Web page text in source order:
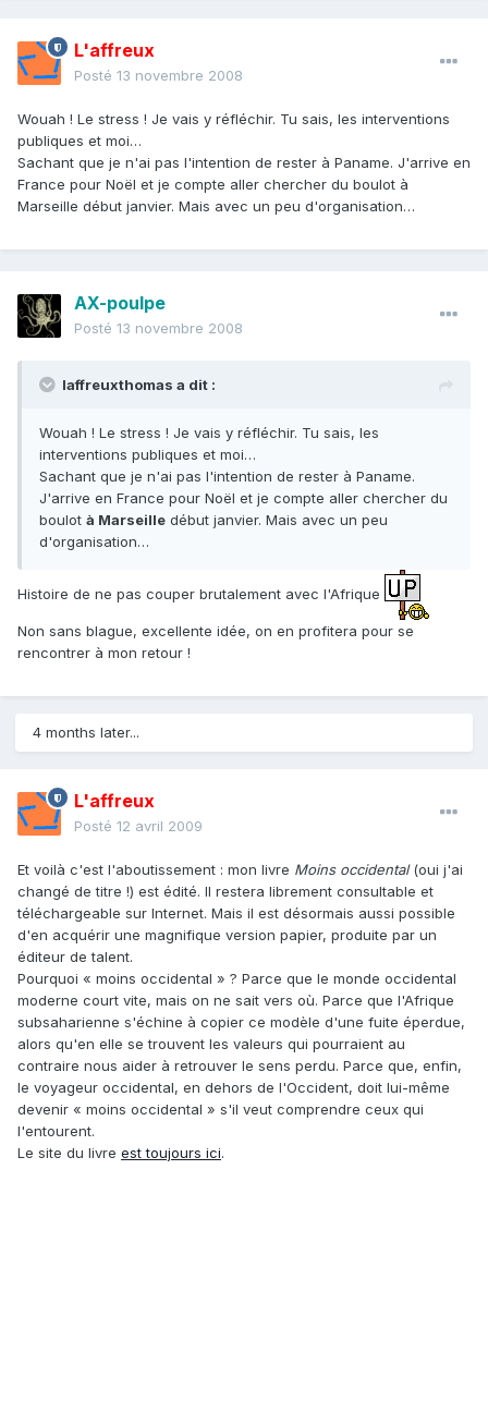
L'affreux
Posté 13 novembre 2008
Wouah ! Le stress ! Je vais y réfléchir. Tu sais, les interventions
publiques et moi…
Sachant que je n'ai pas l'intention de rester à Paname. J'arrive en
France pour Noël et je compte aller chercher du boulot à
Marseille début janvier. Mais avec un peu d'organisation…
AX-poulpe
Posté 13 novembre 2008
laffreuxthomas a dit :
Wouah ! Le stress ! Je vais y réfléchir. Tu sais, les
interventions publiques et moi…
Sachant que je n'ai pas l'intention de rester à Paname.
J'arrive en France pour Noël et je compte aller chercher du
boulot à Marseille début janvier. Mais avec un peu
d'organisation…
Histoire de ne pas couper brutalement avec l'Afrique
Non sans blague, excellente idée, on en profitera pour se
rencontrer à mon retour !
4 months later...
L'affreux
Posté 12 avril 2009
Et voilà c'est l'aboutissement : mon livre Moins occidental(oui j'ai
changé de titre !) est édité. Il restera librement consultable et
téléchargeable sur Internet. Mais il est désormais aussi possible
d'en acquérir une magnifique version papier, produite par un
éditeur de talent.
Pourquoi « moins occidental » ? Parce que le monde occidental
moderne court vite, mais on ne sait vers où. Parce que l'Afrique
subsaharienne s'échine à copier ce modèle d'une fuite éperdue,
alors qu'en elle se trouvent les valeurs qui pourraient au
contraire nous aider à retrouver le sens perdu. Parce que, enfin,
le voyageur occidental, en dehors de l'Occident, doit lui-même
devenir « moins occidental » s'il veut comprendre ceux qui
l'entourent.
Le site du livre est toujours ici.